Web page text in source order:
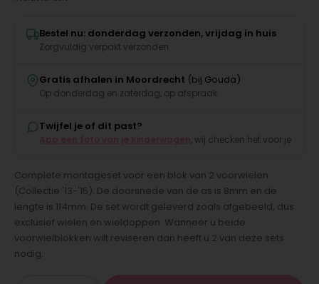
Bestel nu: donderdag verzonden, vrijdag in huis
Zorgvuldig verpakt verzonden
Gratis afhalen in Moordrecht (bij Gouda)
Op donderdag en zaterdag, op afspraak
Twijfel je of dit past?
, wij checken het voor je
Complete montageset voor een blok van 2 voorwielen
(Collectie '13-'15). De doorsnede van de as is 8mm en de
lengte is 114mm. De set wordt geleverd zoals afgebeeld, dus
exclusief wielen en wieldoppen. Wanneer u beide
voorwielblokken wilt reviseren dan heeft u 2 van deze sets
nodig.